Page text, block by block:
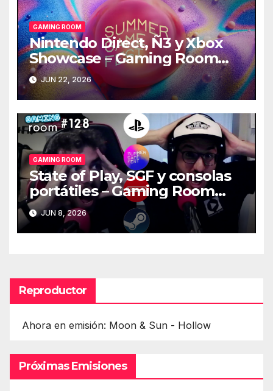
GAMING ROOM
Nintendo Direct, Ñ3 y Xbox
Showcase – Gaming Room
#129
JUN 22, 2026
GAMING ROOM
State of Play, SGF y consolas
portátiles – Gaming Room
#128
JUN 8, 2026
Reproductor
Ahora en emisión: Moon & Sun - Hollow
Próximas Emisiones